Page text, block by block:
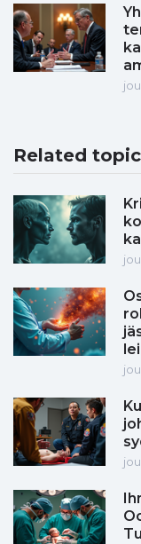
Related